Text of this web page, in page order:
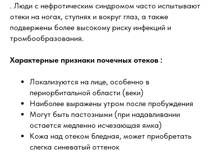
. Люди с нефротическим синдромом часто испытывают
отеки на ногах, ступнях и вокруг глаз, а также
подвержены более высокому риску инфекций и
тромбообразования.
Характерные признаки почечных отеков :
Локализуются на лице, особенно в
периорбитальной области (веки)
Наиболее выражены утром после пробуждения
Могут быть пастозными (при надавливании
остается медленно исчезающая ямка)
Кожа над отеком бледная, может приобретать
слегка синеватый оттенок